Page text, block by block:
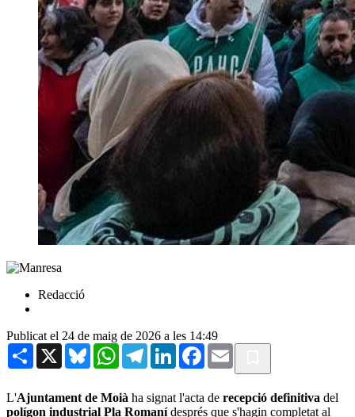
Redacció
Publicat el 24 de maig de 2026 a les 14:49
Share X BlueskyWhatsAppTelegramLinkedInFacebook
Email
L'Ajuntament de Moià ha signat l'acta de recepció definitiva del
polígon industrial Pla Romanídesprés que s'hagin completat al